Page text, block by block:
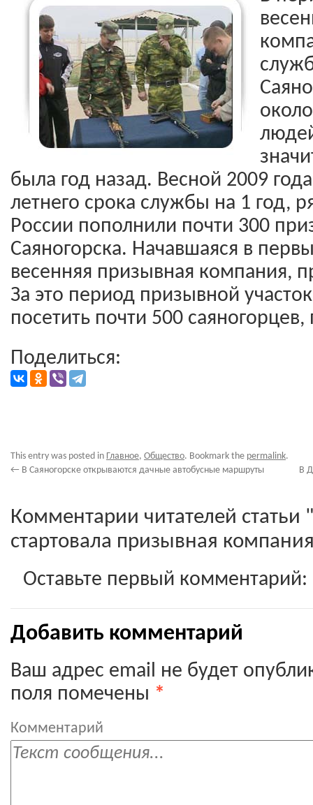
была год назад. Весной 2009
летнего срока службы на 1 год,
России пополнили почти 300
Саяногорска. Начавшаяся в
весенняя призывная компания,
За это период призывной
посетить почти 500
Поделиться:
This entry was posted in Главное, Общество. Bookmark the permalink.
← В Саяногорске открываются дачные автобусные маршруты В
Комментарии читателей статьи
стартовала призывная
Оставьте первый комментарий:
Добавить комментарий
Ваш адрес email не будет
поля помечены *
Комментарий